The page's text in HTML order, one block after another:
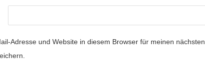
Adresse und Website in diesem Browser für meinen nächsten